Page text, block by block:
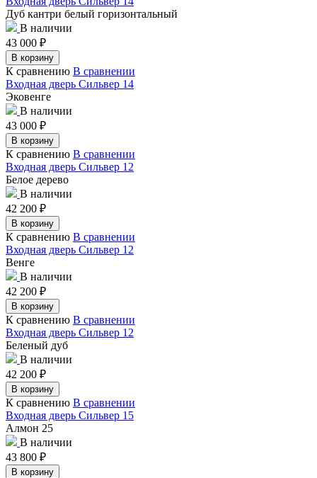
Дуб кантри белый горизонтальный
В наличии
43 000 ₽
В корзину
К сравнению В сравнении
Входная дверь Сильвер 14
Эковенге
В наличии
43 000 ₽
В корзину
К сравнению В сравнении
Входная дверь Сильвер 12
Белое дерево
В наличии
42 200 ₽
В корзину
К сравнению В сравнении
Входная дверь Сильвер 12
Венге
В наличии
42 200 ₽
В корзину
К сравнению В сравнении
Входная дверь Сильвер 12
Беленый дуб
В наличии
42 200 ₽
В корзину
К сравнению В сравнении
Входная дверь Сильвер 15
Алмон 25
В наличии
43 800 ₽
В корзину